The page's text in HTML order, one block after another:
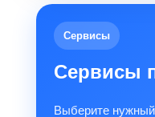
Сервисы
Сервисы
Выберите